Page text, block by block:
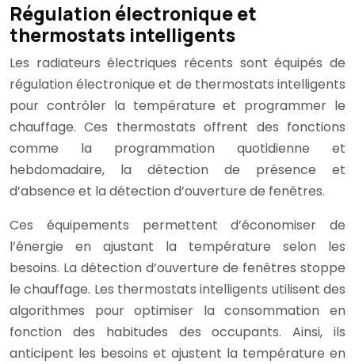
Régulation électronique et
thermostats intelligents
Les radiateurs électriques récents sont équipés de
régulation électronique et de thermostats intelligents
pour contrôler la température et programmer le
chauffage. Ces thermostats offrent des fonctions
comme la programmation quotidienne et
hebdomadaire, la détection de présence et
d’absence et la détection d’ouverture de fenêtres.
Ces équipements permettent d’économiser de
l’énergie en ajustant la température selon les
besoins. La détection d’ouverture de fenêtres stoppe
le chauffage. Les thermostats intelligents utilisent des
algorithmes pour optimiser la consommation en
fonction des habitudes des occupants. Ainsi, ils
anticipent les besoins et ajustent la température en